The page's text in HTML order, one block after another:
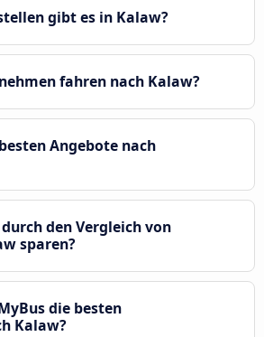
gibt es in Kalaw?
fahren nach Kalaw?
Angebote nach
den Vergleich von
sparen?
die besten
Kalaw?